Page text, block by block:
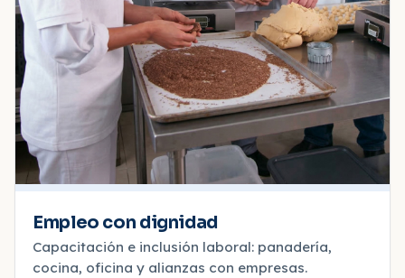
Empleo con dignidad
Capacitación e inclusión laboral: panadería,
cocina, oficina y alianzas con empresas.